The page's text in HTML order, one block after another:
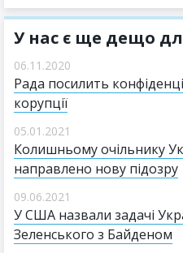
У нас є ще дещо
06.11.2020
Рада посилить
корупції
05.01.2021
Колишньому очільнику
направлено нову підозру
09.06.2021
У США назвали задачі
Зеленського з Байденом